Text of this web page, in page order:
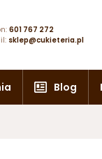
601 767 272
sklep@cukieteria.pl
Blog